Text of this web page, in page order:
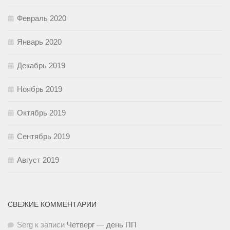
Февраль 2020
Январь 2020
Декабрь 2019
Ноябрь 2019
Октябрь 2019
Сентябрь 2019
Август 2019
СВЕЖИЕ КОММЕНТАРИИ
Serg к записи Четверг — день ПП